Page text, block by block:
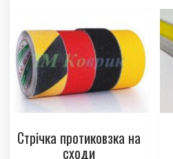
Стрічка протиковзка на
сходи